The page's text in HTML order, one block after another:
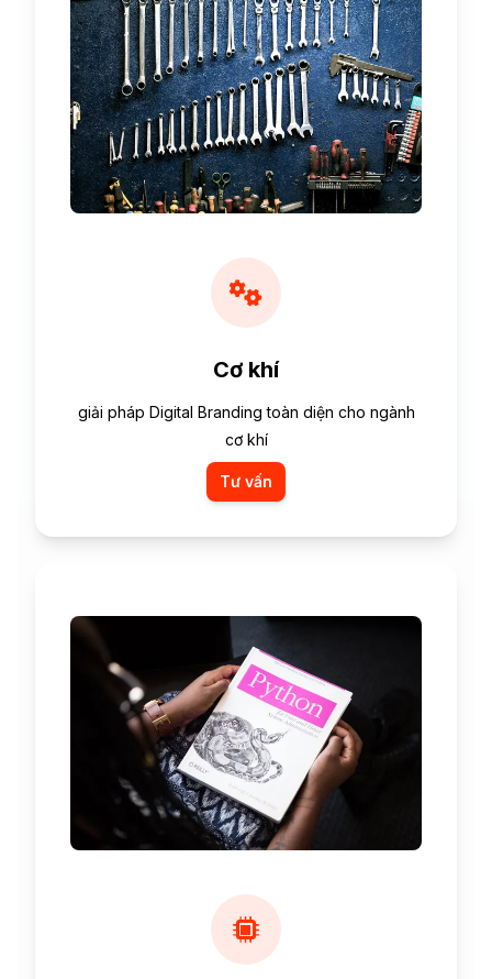
Cơ khí
giải pháp Digital Branding toàn diện cho ngành
cơ khí
Tư vấn